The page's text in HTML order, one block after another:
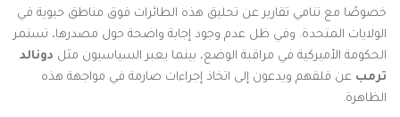
خصوصًا مع تنامي تقارير عن تحليق هذه الطائرات فوق مناطق حيوية في
الولايات المتحدة. وفي ظل عدم وجود إجابة واضحة حول مصدرها، تستمر
الحكومة الأميركية في مراقبة الوضع، بينما يعبر السياسيون مثل دونالد
ترمب عن قلقهم ويدعون إلى اتخاذ إجراءات صارمة في مواجهة هذه
الظاهرة.